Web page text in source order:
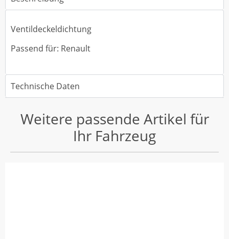
Ventildeckeldichtung
Passend für: Renault
Technische Daten
Weitere passende Artikel für
Ihr Fahrzeug